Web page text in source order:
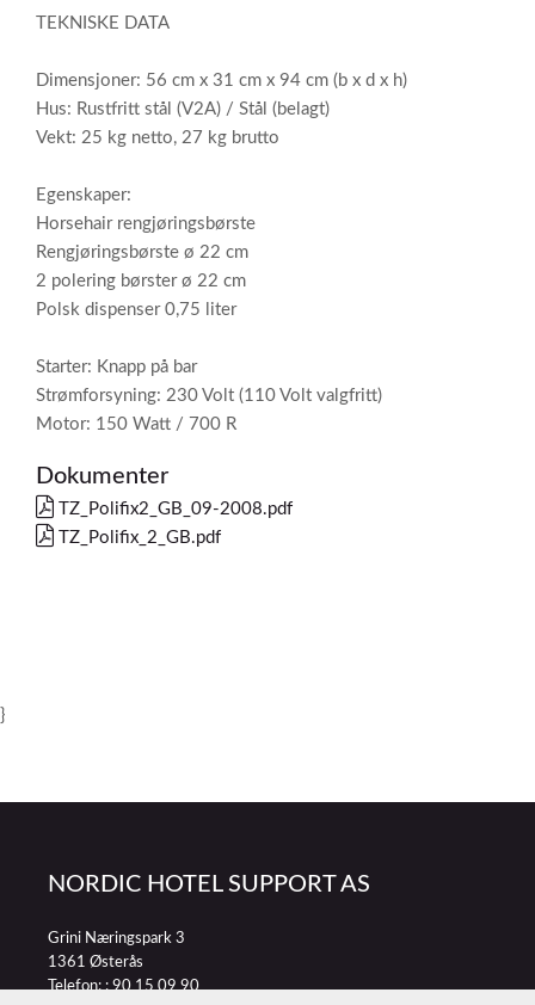
TEKNISKE DATA
Dimensjoner: 56 cm x 31 cm x 94 cm (b x d x h)
Hus: Rustfritt stål (V2A) / Stål (belagt)
Vekt: 25 kg netto, 27 kg brutto
Egenskaper:
Horsehair rengjøringsbørste
Rengjøringsbørste ø 22 cm
2 polering børster ø 22 cm
Polsk dispenser 0,75 liter
Starter: Knapp på bar
Strømforsyning: 230 Volt (110 Volt valgfritt)
Motor: 150 Watt / 700 R
Dokumenter
TZ_Polifix2_GB_09-2008.pdf
TZ_Polifix_2_GB.pdf
}
NORDIC HOTEL SUPPORT AS
Grini Næringspark 3
1361 Østerås
Telefon: :90 15 09 90